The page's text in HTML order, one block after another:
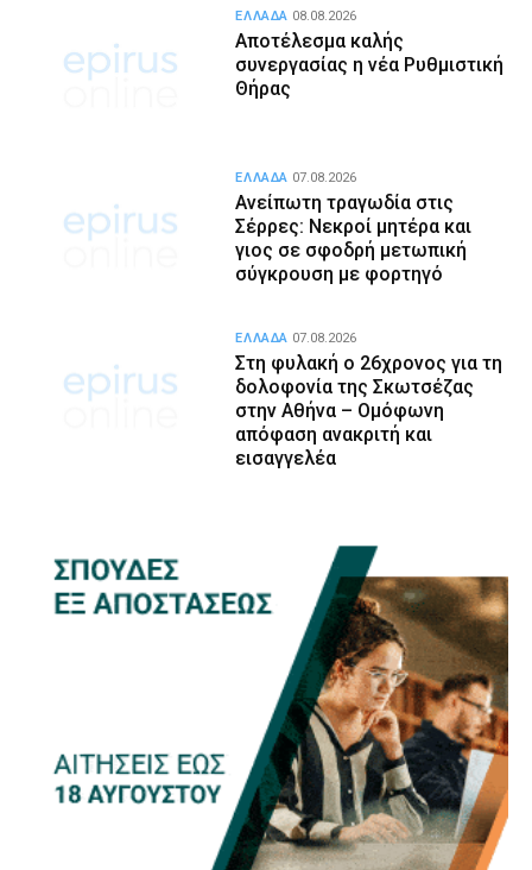
Αποτέλεσμα καλής
συνεργασίας η νέα Ρυθμιστική
Θήρας
ΕΛΛΑΔΑ 08.08.2026
Ανείπωτη τραγωδία στις
Σέρρες: Νεκροί μητέρα και
γιος σε σφοδρή μετωπική
σύγκρουση με φορτηγό
ΕΛΛΑΔΑ 07.08.2026
Στη φυλακή ο 26χρονος για τη
δολοφονία της Σκωτσέζας
στην Αθήνα – Ομόφωνη
απόφαση ανακριτή και
εισαγγελέα
ΕΛΛΑΔΑ 07.08.2026